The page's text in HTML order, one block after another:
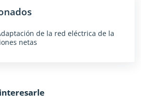
de la red eléctrica de la
netas